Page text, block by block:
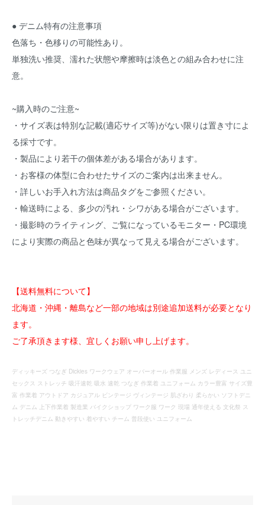
● デニム特有の注意事項
色落ち・色移りの可能性あり。
単独洗い推奨、濡れた状態や摩擦時は淡色との組み合わせに注
意。
~購入時のご注意~
・サイズ表は特別な記載(適応サイズ等)がない限りは置き寸によ
る採寸です。
・製品により若干の個体差がある場合があります。
・お客様の体型に合わせたサイズのご案内は出来ません。
・詳しいお手入れ方法は商品タグをご参照ください。
・輸送時による、多少の汚れ・シワがある場合がございます。
・撮影時のライティング、ご覧になっているモニター・PC環境
により実際の商品と色味が異なって見える場合がございます。
【送料無料について】
北海道・沖縄・離島など一部の地域は別途追加送料が必要となり
ます。
ご了承頂きます様、宜しくお願い申し上げます。
ディッキーズ つなぎ Dickies ワークウェア オーバーオール 作業服 メンズ レディース ユニ
セックス ストレッチ 吸汗速乾 吸水 速乾 つなぎ 作業着 ユニフォーム カラー豊富 サイズ豊
富 作業着 アウトドア カジュアル ビンテージ ヴィンテージ 肌ざわり 柔らかい ソフトデニ
ム デニム 上下作業着 製造業 バイクショップ ワーク服 ワーク 現場 通年使える 文化祭 ス
トレッチデニム 動きやすい 着やすい チーム 普段使い ユニフォーム